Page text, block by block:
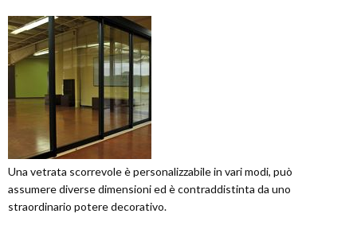
Una vetrata scorrevole è personalizzabile in vari modi, può
assumere diverse dimensioni ed è contraddistinta da uno
straordinario potere decorativo.